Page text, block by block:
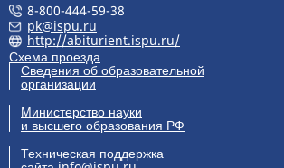
8-800-444-59-38
pk@ispu.ru
http://abiturient.ispu.ru/
Схема проезда
Сведения об образовательной
организации
Министерство науки
и высшего образования РФ
Техническая поддержка